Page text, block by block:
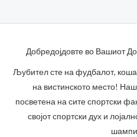
Добредојдовте во Вашиот
Љубител сте на фудбалот,
на вистинското место!
посветена на сите спортски
својот спортски дух и